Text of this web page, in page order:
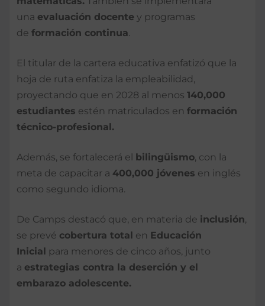
una evaluación docente y programas
de formación continua
El titular de la cartera educativa enfatizó que la
hoja de ruta enfatiza la empleabilidad,
proyectando que en 2028 al menos 140,000
estudiantes estén matriculados en formación
técnico-profesional.
Además, se fortalecerá el bilingüismo , con la
meta de capacitar a 400,000 jóvenes en inglés
como segundo idioma.
De Camps destacó que, en materia de inclusión
se prevé cobertura total en Educación
Inicial para menores de cinco años, junto
a estrategias contra la deserción y el
embarazo adolescente.